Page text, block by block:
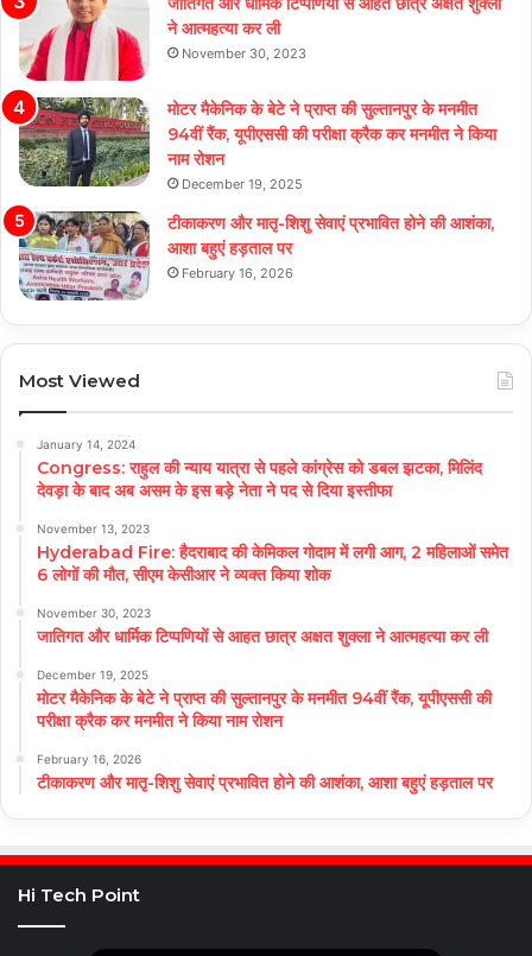
ने आत्महत्या कर ली
November 30, 2023
मोटर मैकेनिक के बेटे ने प्राप्त की सुल्तानपुर के मनमीत
94वीं रैंक, यूपीएससी की परीक्षा क्रैक कर मनमीत ने किया
नाम रोशन
December 19, 2025
टीकाकरण और मातृ-शिशु सेवाएं प्रभावित होने की आशंका,
आशा बहुएं हड़ताल पर
February 16, 2026
Most Viewed
January 14, 2024
Congress: राहुल की न्याय यात्रा से पहले कांग्रेस को डबल झटका, मिलिंद
देवड़ा के बाद अब असम के इस बड़े नेता ने पद से दिया इस्तीफा
November 13, 2023
Hyderabad Fire: हैदराबाद की केमिकल गोदाम में लगी आग, 2 महिलाओं समेत
6 लोगों की मौत, सीएम केसीआर ने व्यक्त किया शोक
November 30, 2023
जातिगत और धार्मिक टिप्पणियों से आहत छात्र अक्षत शुक्ला ने आत्महत्या कर ली
December 19, 2025
मोटर मैकेनिक के बेटे ने प्राप्त की सुल्तानपुर के मनमीत 94वीं रैंक, यूपीएससी की
परीक्षा क्रैक कर मनमीत ने किया नाम रोशन
February 16, 2026
टीकाकरण और मातृ-शिशु सेवाएं प्रभावित होने की आशंका, आशा बहुएं हड़ताल पर
Hi Tech Point